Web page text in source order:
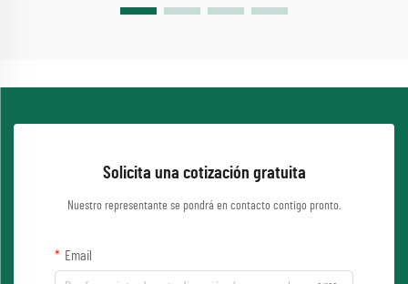
Solicita una cotización gratuita
Nuestro representante se pondrá en contacto contigo pronto.
Email